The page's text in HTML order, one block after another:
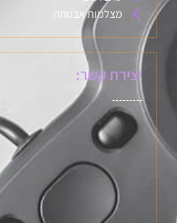
מצלמות אבטחה
יצירת קשר: